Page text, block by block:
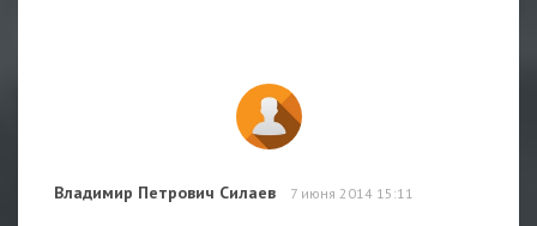
Владимир Петрович Силаев 7 июня 2014 15:11